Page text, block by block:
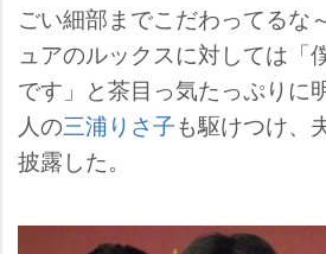
ごい細部までこだわってるな
ュアのルックスに対しては「
です」と茶目っ気たっぷりに
人の三浦りさ子も駆けつけ、
披露した。